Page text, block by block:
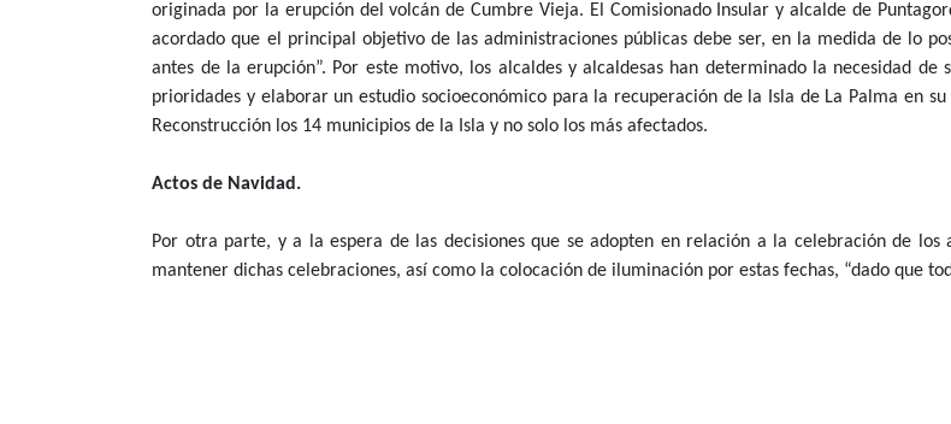
originada por la erupción del volcán de Cumbre Vieja. El Comisionado Insular y alcalde de
acordado que el principal objetivo de las administraciones públicas debe ser, en la medida de lo
antes de la erupción”. Por este motivo, los alcaldes y alcaldesas han determinado la necesidad
prioridades y elaborar un estudio socioeconómico para la recuperación de la Isla de La Palma en
Reconstrucción los 14 municipios de la Isla y no solo los más afectados.
Actos de Navidad.
Por otra parte, y a la espera de las decisiones que se adopten en relación a la celebración de los
mantener dichas celebraciones, así como la colocación de iluminación por estas fechas, “dado que